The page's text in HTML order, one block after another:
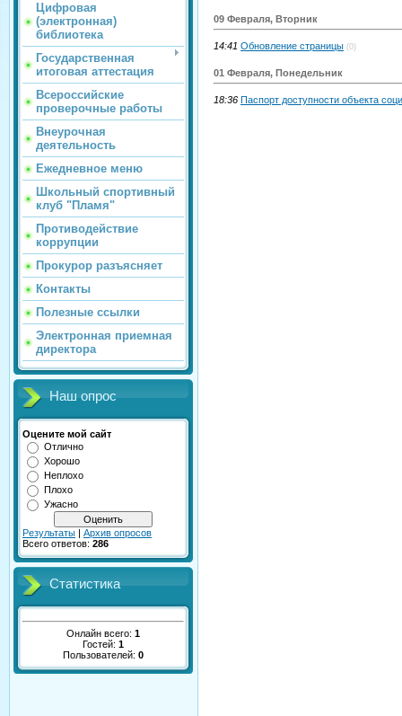
Цифровая
(электронная)
библиотека
Государственная
итоговая аттестация
Всероссийские
проверочные работы
Внеурочная
деятельность
Ежедневное меню
Школьный спортивный
клуб "Пламя"
Противодействие
коррупции
Прокурор разъясняет
Контакты
Полезные ссылки
Электронная приемная
директора
Наш опрос
Оцените мой сайт
Отлично
Хорошо
Неплохо
Плохо
Ужасно
Результаты | Архив опросов
Всего ответов: 286
Статистика
Онлайн всего: 1
Гостей: 1
Пользователей: 0
09 Февраля, Вторник
14:41 Обновление страницы (0)
01 Февраля, Понедельник
18:36 Паспорт доступности объекта